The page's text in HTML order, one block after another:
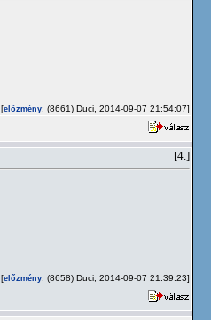
[előzmény: (8661) Duci, 2014-09-07 21:54:07]
[4.]
[előzmény: (8658) Duci, 2014-09-07 21:39:23]